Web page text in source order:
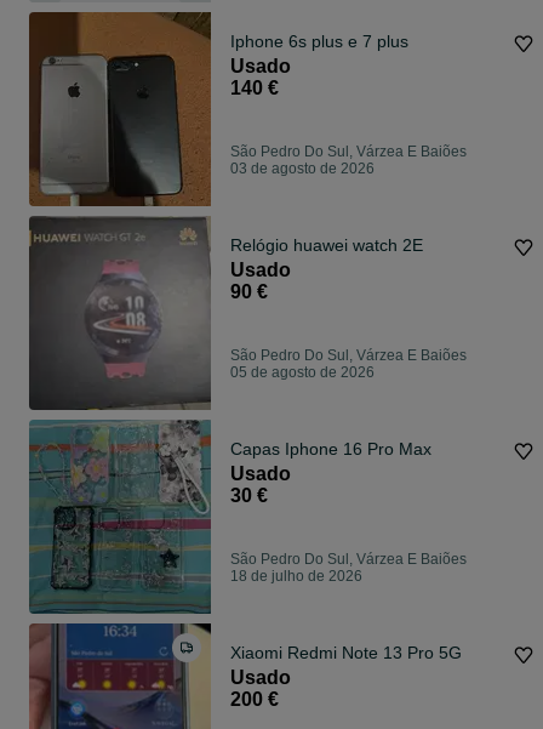
Iphone 6s plus e 7 plus
Usado
140 €
São Pedro Do Sul, Várzea E Baiões
03 de agosto de 2026
Relógio huawei watch 2E
Usado
90 €
São Pedro Do Sul, Várzea E Baiões
05 de agosto de 2026
Capas Iphone 16 Pro Max
Usado
30 €
São Pedro Do Sul, Várzea E Baiões
18 de julho de 2026
Xiaomi Redmi Note 13 Pro 5G
Usado
200 €